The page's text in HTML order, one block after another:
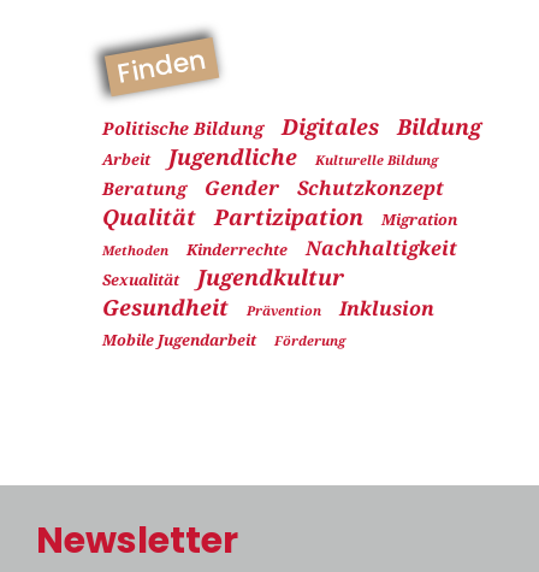
Finden
Politische Bildung Digitales Bildung
Arbeit Jugendliche Kulturelle Bildung
Beratung Gender Schutzkonzept
Qualität Partizipation Migration
Methoden Kinderrechte Nachhaltigkeit
Sexualität
Jugendkultur
Gesundheit
Prävention Inklusion
Mobile Jugendarbeit Förderung
Newsletter